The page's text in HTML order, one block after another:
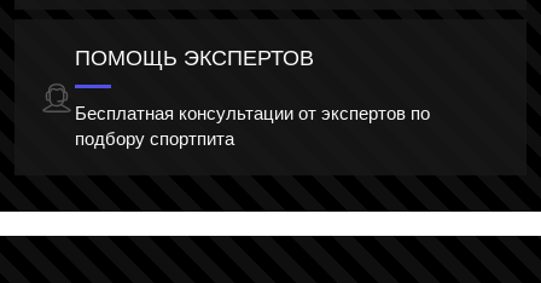
ПОМОЩЬ ЭКСПЕРТОВ
Бесплатная консультации от экспертов по
подбору спортпита